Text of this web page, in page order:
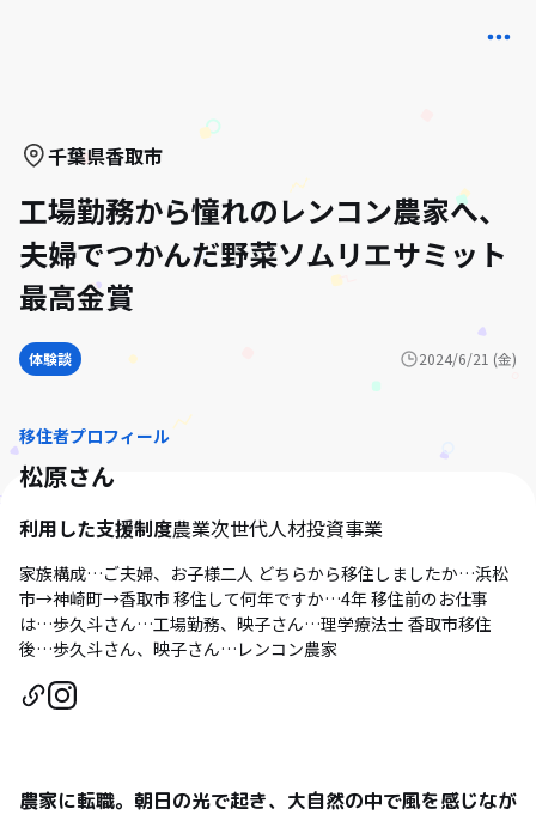
千葉県香取市
工場勤務から憧れのレンコン農家へ、
夫婦でつかんだ野菜ソムリエサミット
最高金賞
体験談 2024/6/21 (金)
移住者プロフィール
松原さん
利用した支援制度農業次世代人材投資事業
家族構成…ご夫婦、お子様二人 どちらから移住しましたか…浜松
市→神崎町→香取市 移住して何年ですか…4年 移住前のお仕事
は…歩久斗さん…工場勤務、映子さん…理学療法士 香取市移住
後…歩久斗さん、映子さん…レンコン農家
農家に転職。朝日の光で起き、大自然の中で風を感じなが